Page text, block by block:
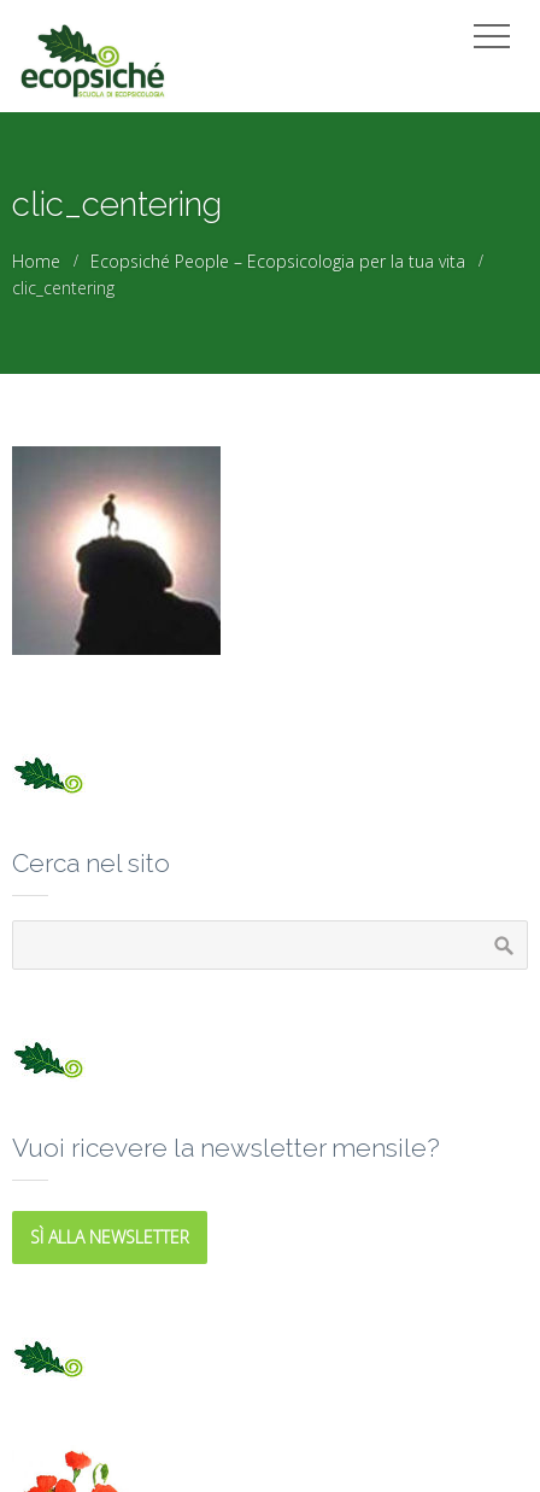
clic_centering
Home
Ecopsiché People – Ecopsicologia per la tua vita
clic_centering
Cerca nel sito
Vuoi ricevere la newsletter mensile?
SÌ ALLA NEWSLETTER